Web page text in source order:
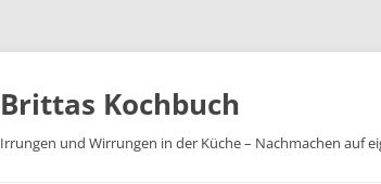
Brittas Kochbuch
Irrungen und Wirrungen in der Küche – Nachmachen auf